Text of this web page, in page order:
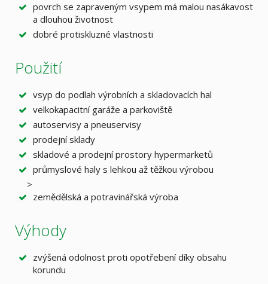
povrch se zapraveným vsypem má malou nasákavost
a dlouhou životnost
dobré protiskluzné vlastnosti
Použití
vsyp do podlah výrobních a skladovacích hal
velkokapacitní garáže a parkoviště
autoservisy a pneuservisy
prodejní sklady
skladové a prodejní prostory hypermarketů
průmyslové haly s lehkou až těžkou výrobou
>
zemědělská a potravinářská výroba
Výhody
zvýšená odolnost proti opotřebení díky obsahu
korundu